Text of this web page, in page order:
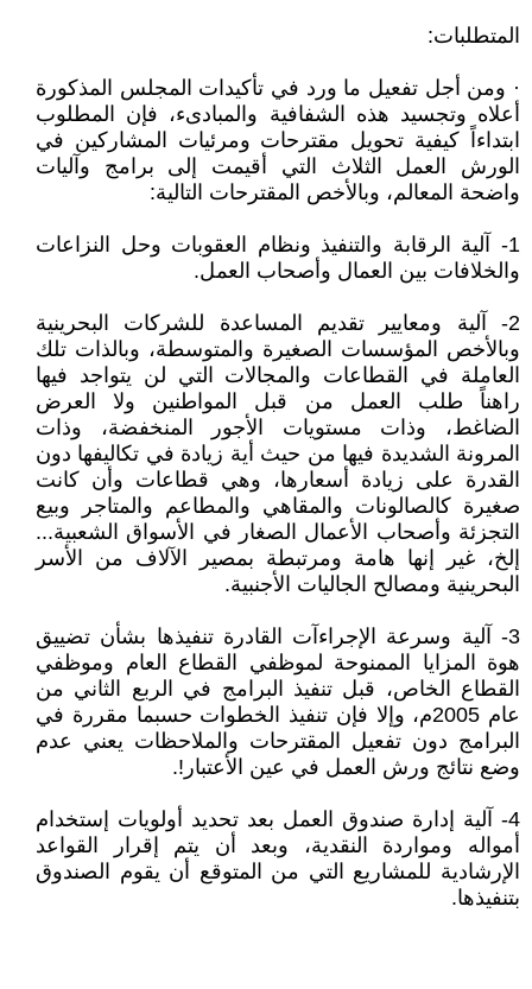
المتطلبات:
· ومن أجل تفعيل ما ورد في تأكيدات المجلس المذكورة
أعلاه وتجسيد هذه الشفافية والمبادىء، فإن المطلوب
ابتداءاً كيفية تحويل مقترحات ومرئيات المشاركين في
الورش العمل الثلاث التي أقيمت إلى برامج وآليات
واضحة المعالم، وبالأخص المقترحات التالية:
1- آلية الرقابة والتنفيذ ونظام العقوبات وحل النزاعات
والخلافات بين العمال وأصحاب العمل.
2- آلية ومعايير تقديم المساعدة للشركات البحرينية
وبالأخص المؤسسات الصغيرة والمتوسطة، وبالذات تلك
العاملة في القطاعات والمجالات التي لن يتواجد فيها
راهناً طلب العمل من قبل المواطنين ولا العرض
الضاغط، وذات مستويات الأجور المنخفضة، وذات
المرونة الشديدة فيها من حيث أية زيادة في تكاليفها دون
القدرة على زيادة أسعارها، وهي قطاعات وأن كانت
صغيرة كالصالونات والمقاهي والمطاعم والمتاجر وبيع
التجزئة وأصحاب الأعمال الصغار في الأسواق الشعبية...
إلخ، غير إنها هامة ومرتبطة بمصير الآلاف من الأسر
البحرينية ومصالح الجاليات الأجنبية.
3- آلية وسرعة الإجراءآت القادرة تنفيذها بشأن تضييق
هوة المزايا الممنوحة لموظفي القطاع العام وموظفي
القطاع الخاص، قبل تنفيذ البرامج في الربع الثاني من
عام 2005م، وإلا فإن تنفيذ الخطوات حسبما مقررة في
البرامج دون تفعيل المقترحات والملاحظات يعني عدم
وضع نتائج ورش العمل في عين الأعتبار!.
4- آلية إدارة صندوق العمل بعد تحديد أولويات إستخدام
أمواله ومواردة النقدية، وبعد أن يتم إقرار القواعد
الإرشادية للمشاريع التي من المتوقع أن يقوم الصندوق
بتنفيذها.